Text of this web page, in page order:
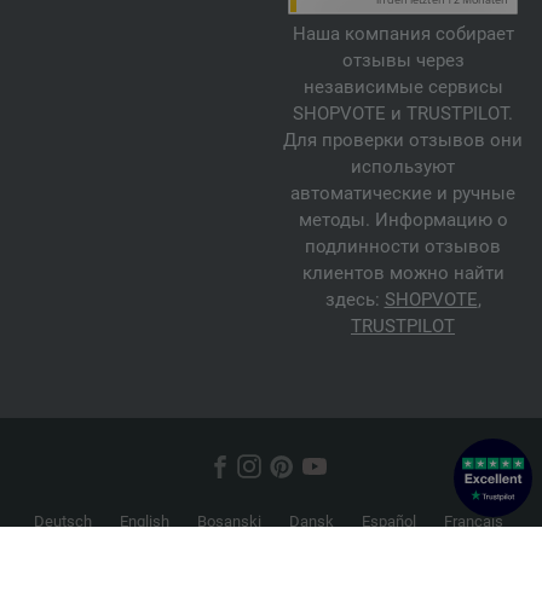
Наша компания собирает
отзывы через
независимые сервисы
SHOPVOTE и TRUSTPILOT.
Для проверки отзывов они
используют
автоматические и ручные
методы. Информацию о
подлинности отзывов
клиентов можно найти
здесь: SHOPVOTE,
TRUSTPILOT
Deutsch English Bosanski Dansk Español
Français